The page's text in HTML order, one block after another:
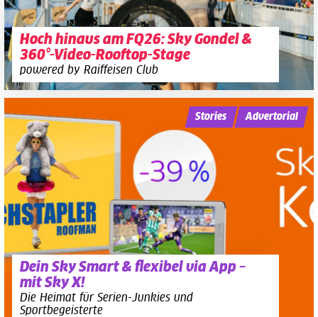
Hoch hinaus am FQ26: Sky Gondel &
360°-Video-Rooftop-Stage
powered by Raiffeisen Club
Dein Sky Smart & flexibel via App –
mit Sky X!
Die Heimat für Serien-Junkies und
Sportbegeisterte
Stories Advertorial